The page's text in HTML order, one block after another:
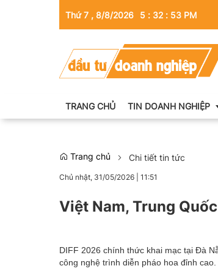
Thứ 7 , 8/8/2026 5 : 32 : 55 PM
TRANG CHỦ TIN DOANH NGHIỆP
Thông tin doanh nghiệp
Kinh tế tài chính
Trang chủ Chi tiết tin tức
Chủ nhật, 31/05/2026 11:51
Việt Nam, Trung
DIFF 2026 chính thức khai mạc tại Đà
công nghệ trình diễn pháo hoa đỉnh cao.